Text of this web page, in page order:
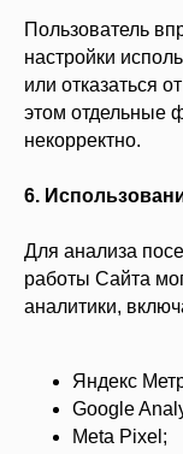
Пользователь
настройки
или отказаться
этом отдельные
некорректно.
6.
Для анализа
работы Сайта
аналитики,
Яндекс
Google
Meta Pixel;